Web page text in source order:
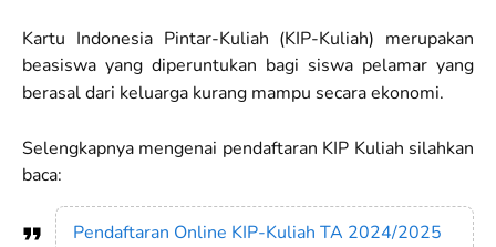
Kartu Indonesia Pintar-Kuliah (KIP-Kuliah) merupakan
beasiswa yang diperuntukan bagi siswa pelamar yang
berasal dari keluarga kurang mampu secara ekonomi.
Selengkapnya mengenai pendaftaran KIP Kuliah silahkan
baca:
Pendaftaran Online KIP-Kuliah TA 2024/2025